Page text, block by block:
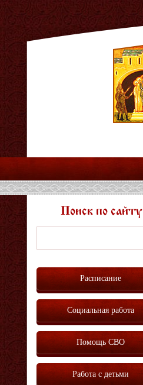
Поиск по сайту
Расписание
Социальная работа
Помощь СВО
Работа с детьми